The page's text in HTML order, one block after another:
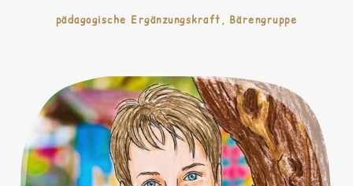
pädagogische Ergänzungskraft, Bärengruppe